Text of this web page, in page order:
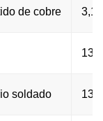
de cobre
soldado